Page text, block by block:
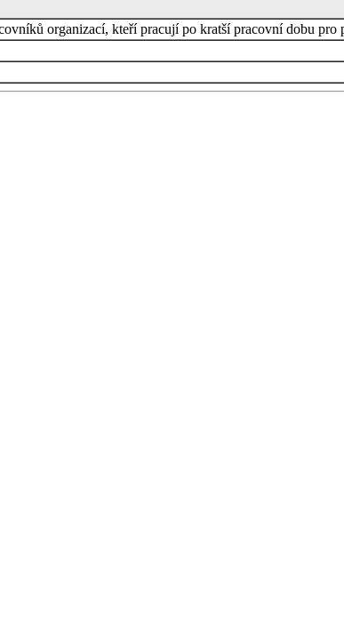
organizací, kteří pracují po kratší pracovní dobu